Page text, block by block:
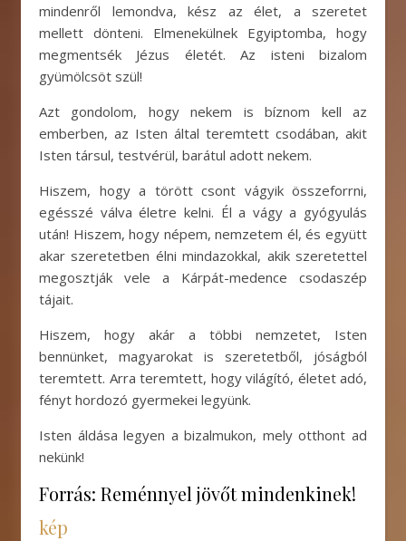
mindenről lemondva, kész az élet, a szeretet
mellett dönteni. Elmenekülnek Egyiptomba, hogy
megmentsék Jézus életét. Az isteni bizalom
gyümölcsöt szül!
Azt gondolom, hogy nekem is bíznom kell az
emberben, az Isten által teremtett csodában, akit
Isten társul, testvérül, barátul adott nekem.
Hiszem, hogy a törött csont vágyik összeforrni,
egésszé válva életre kelni. Él a vágy a gyógyulás
után! Hiszem, hogy népem, nemzetem él, és együtt
akar szeretetben élni mindazokkal, akik szeretettel
megosztják vele a Kárpát-medence csodaszép
tájait.
Hiszem, hogy akár a többi nemzetet, Isten
bennünket, magyarokat is szeretetből, jóságból
teremtett. Arra teremtett, hogy világító, életet adó,
fényt hordozó gyermekei legyünk.
Isten áldása legyen a bizalmukon, mely otthont ad
nekünk!
Forrás: Reménnyel jövőt mindenkinek!
kép